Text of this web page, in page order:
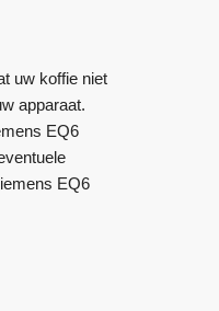
uw koffie niet
apparaat.
EQ6
EQ6